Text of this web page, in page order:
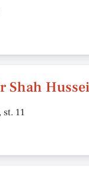
Shah
st. 11